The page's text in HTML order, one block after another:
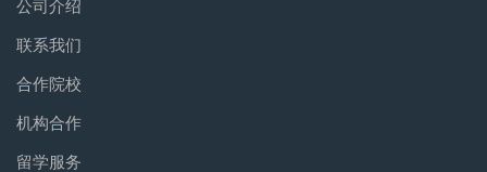
公司介绍
联系我们
合作院校
机构合作
留学服务